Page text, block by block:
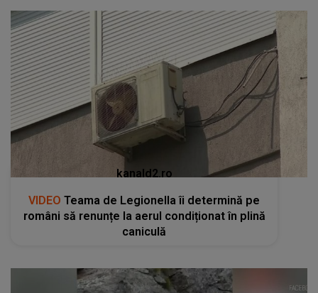
kanald2.ro
VIDEO Teama de Legionella îi determină pe
români să renunțe la aerul condiționat în plină
caniculă